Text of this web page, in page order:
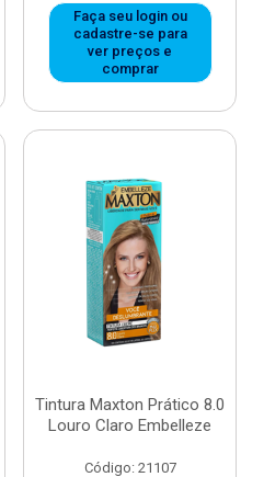
Faça seu login ou
cadastre-se para
ver preços e
comprar
Tintura Maxton Prático 8.0
Louro Claro Embelleze
Código: 21107